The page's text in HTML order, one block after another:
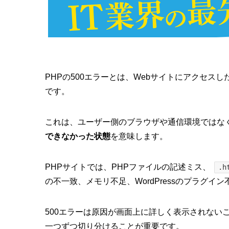
PHPの500エラーとは、Webサイトにアクセスし
です。
これは、ユーザー側のブラウザや通信環境ではな
できなかった状態を意味します。
PHPサイトでは、PHPファイルの記述ミス、
の不一致、メモリ不足、WordPressのプラグイ
500エラーは原因が画面上に詳しく表示されない
一つずつ切り分けることが重要です。